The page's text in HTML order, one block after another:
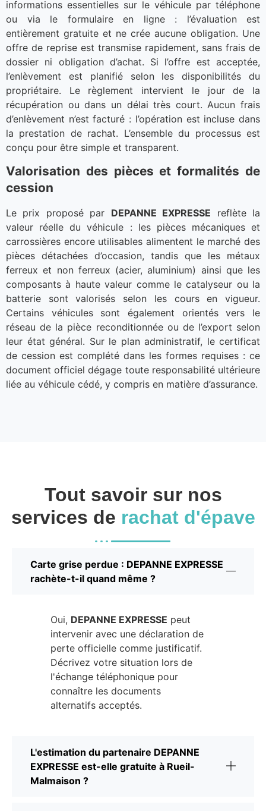
informations essentielles sur le véhicule par téléphone
ou via le formulaire en ligne : l’évaluation est
entièrement gratuite et ne crée aucune obligation. Une
offre de reprise est transmise rapidement, sans frais de
dossier ni obligation d’achat. Si l’offre est acceptée,
l’enlèvement est planifié selon les disponibilités du
propriétaire. Le règlement intervient le jour de la
récupération ou dans un délai très court. Aucun frais
d’enlèvement n’est facturé : l’opération est incluse dans
la prestation de rachat. L’ensemble du processus est
conçu pour être simple et transparent.
Valorisation des pièces et formalités de
cession
Le prix proposé par DEPANNE EXPRESSE reflète la
valeur réelle du véhicule : les pièces mécaniques et
carrossières encore utilisables alimentent le marché des
pièces détachées d’occasion, tandis que les métaux
ferreux et non ferreux (acier, aluminium) ainsi que les
composants à haute valeur comme le catalyseur ou la
batterie sont valorisés selon les cours en vigueur.
Certains véhicules sont également orientés vers le
réseau de la pièce reconditionnée ou de l’export selon
leur état général. Sur le plan administratif, le certificat
de cession est complété dans les formes requises : ce
document officiel dégage toute responsabilité ultérieure
liée au véhicule cédé, y compris en matière d’assurance.
Tout savoir sur nos
services de rachat d'épave
Carte grise perdue : DEPANNE EXPRESSE
rachète-t-il quand même ?
Oui, DEPANNE EXPRESSE peut
intervenir avec une déclaration de
perte officielle comme justificatif.
Décrivez votre situation lors de
l'échange téléphonique pour
connaître les documents
alternatifs acceptés.
L'estimation du partenaire DEPANNE
EXPRESSE est-elle gratuite à Rueil-
Malmaison ?